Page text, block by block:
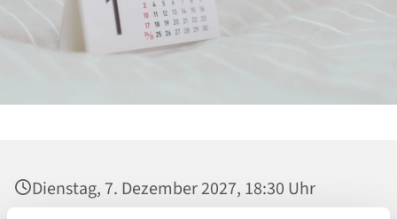
Dienstag, 7. Dezember 2027, 18:30 Uhr